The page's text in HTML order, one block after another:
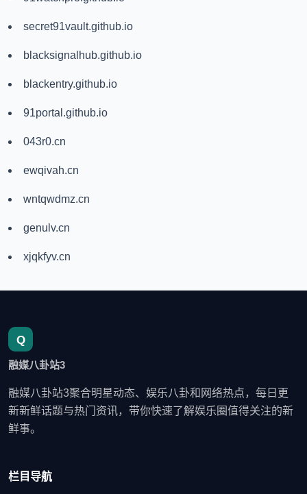
secret91vault.github.io
blacksignalhub.github.io
blackentry.github.io
91portal.github.io
043r0.cn
ewqivah.cn
wntqwdmz.cn
genulv.cn
xjqkfyv.cn
融媒八卦站3
融媒八卦站3聚合明星动态、娱乐八卦和网络热点，每日更
新新鲜话题与热门资讯，带你快速了解娱乐圈值得关注的新
鲜事。
栏目导航